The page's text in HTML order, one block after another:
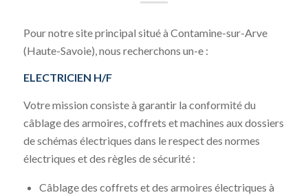
Pour notre site principal situé à Contamine-sur-Arve
(Haute-Savoie), nous recherchons un-e :
ELECTRICIEN H/F
Votre mission consiste à garantir la conformité du
câblage des armoires, coffrets et machines aux dossiers
de schémas électriques dans le respect des normes
électriques et des règles de sécurité :
Câblage des coffrets et des armoires électriques à